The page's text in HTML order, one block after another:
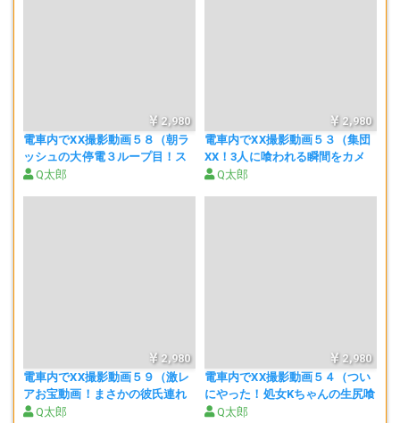
普段はさわる勇気がないけど、大停電で1歩を踏み出した初心者とみた(
･ิω･ิ)
まぁ…真後ろにいた私は手をつかまれるのかと思い、とうとう蜃気楼に
なる時が来たのかと一瞬血の気が引きましたけどね(^_^;)
2,980
電車内でXX撮影動画５８（朝ラ
ッシュの大停電３ループ目！ス
カートたくし上げてKちゃんの生
Q太郎
2,980
電車内でXX撮影動画５３（集団
XX！3人に喰われる瞬間をカメ
ラはとらえた編）
Q太郎
2,980
電車内でXX撮影動画５９（激レ
アお宝動画！まさかの彼氏連れ
女子の生尻とマン喰い編）
Q太郎
2,980
電車内でXX撮影動画５４（つい
にやった！処女Kちゃんの生尻喰
いお宝動画編）
Q太郎